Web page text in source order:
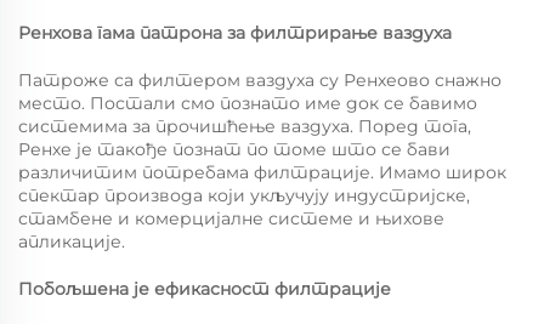
Ренхова гама патрона за филтрирање ваздуха
Патроже са филтером ваздуха су Ренхеово снажно
место. Постали смо познато име док се бавимо
системима за прочишћење ваздуха. Поред тога,
Ренхе је такође познат по томе што се бави
различитим потребама филтрације. Имамо широк
спектар производа који укључују индустријске,
стамбене и комерцијалне системе и њихове
апликације.
Побољшена је ефикасност филтрације